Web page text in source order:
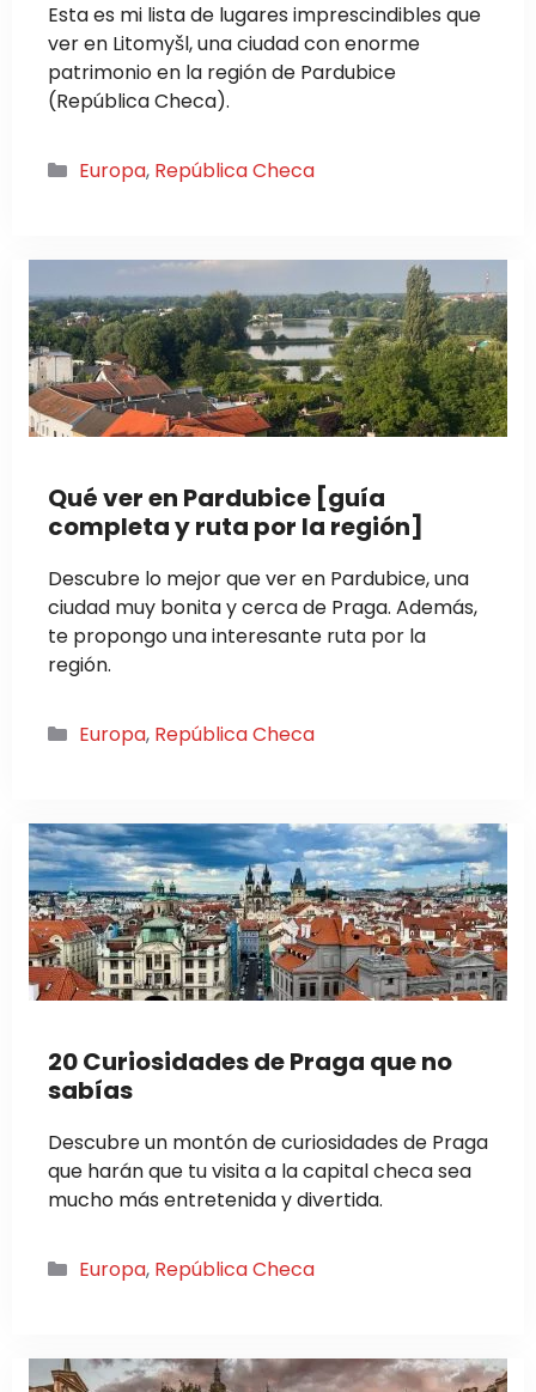
Esta es mi lista de lugares imprescindibles que
ver en Litomyšl, una ciudad con enorme
patrimonio en la región de Pardubice
(República Checa).
Categorías
Europa, República Checa
Qué ver en Pardubice [guía
completa y ruta por la región]
Descubre lo mejor que ver en Pardubice, una
ciudad muy bonita y cerca de Praga. Además,
te propongo una interesante ruta por la
región.
Categorías
Europa, República Checa
20 Curiosidades de Praga que no
sabías
Descubre un montón de curiosidades de Praga
que harán que tu visita a la capital checa sea
mucho más entretenida y divertida.
Categorías
Europa, República Checa